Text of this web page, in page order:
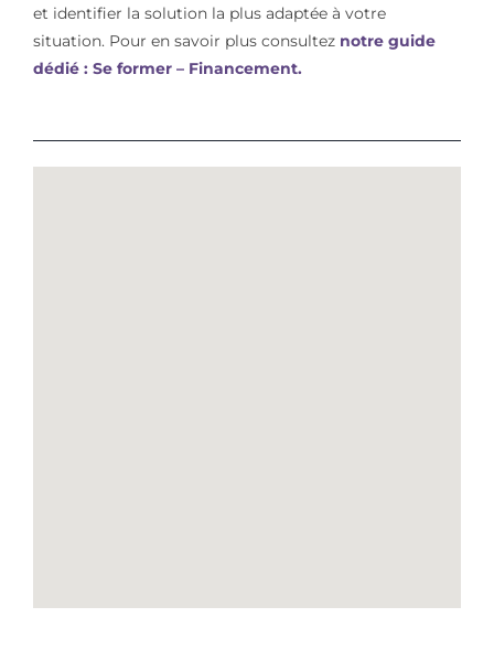
et identifier la solution la plus adaptée à votre
situation. Pour en savoir plus consulteznotre guide
dédié : Se former – Financement.